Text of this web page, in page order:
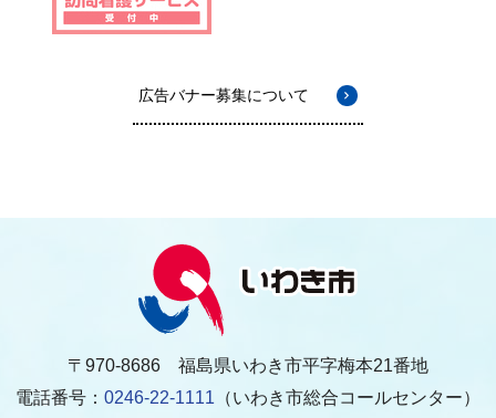
広告バナー募集について
〒970-8686 福島県いわき市平字梅本21番地
電話番号： 0246-22-1111 （いわき市総合コールセンター）